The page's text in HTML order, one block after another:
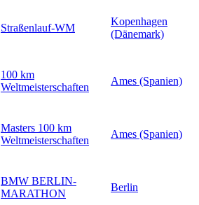
Straßenlauf-WM
Kopenhagen
(Dänemark)
100 km
Weltmeisterschaften
Ames (Spanien)
Masters 100 km
Weltmeisterschaften
Ames (Spanien)
BMW BERLIN-
MARATHON
Berlin